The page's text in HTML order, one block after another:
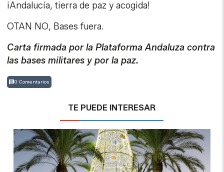
¡Andalucía, tierra de paz y acogida!
OTAN NO, Bases fuera.
Carta firmada por la Plataforma Andaluza contra
las bases militares y por la paz.
0 Comentarios
TE PUEDE INTERESAR